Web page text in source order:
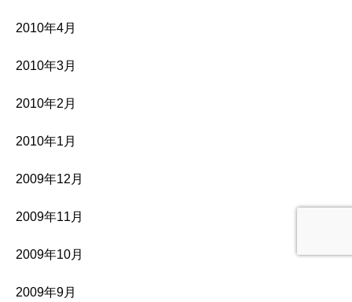
2010年4月
2010年3月
2010年2月
2010年1月
2009年12月
2009年11月
2009年10月
2009年9月